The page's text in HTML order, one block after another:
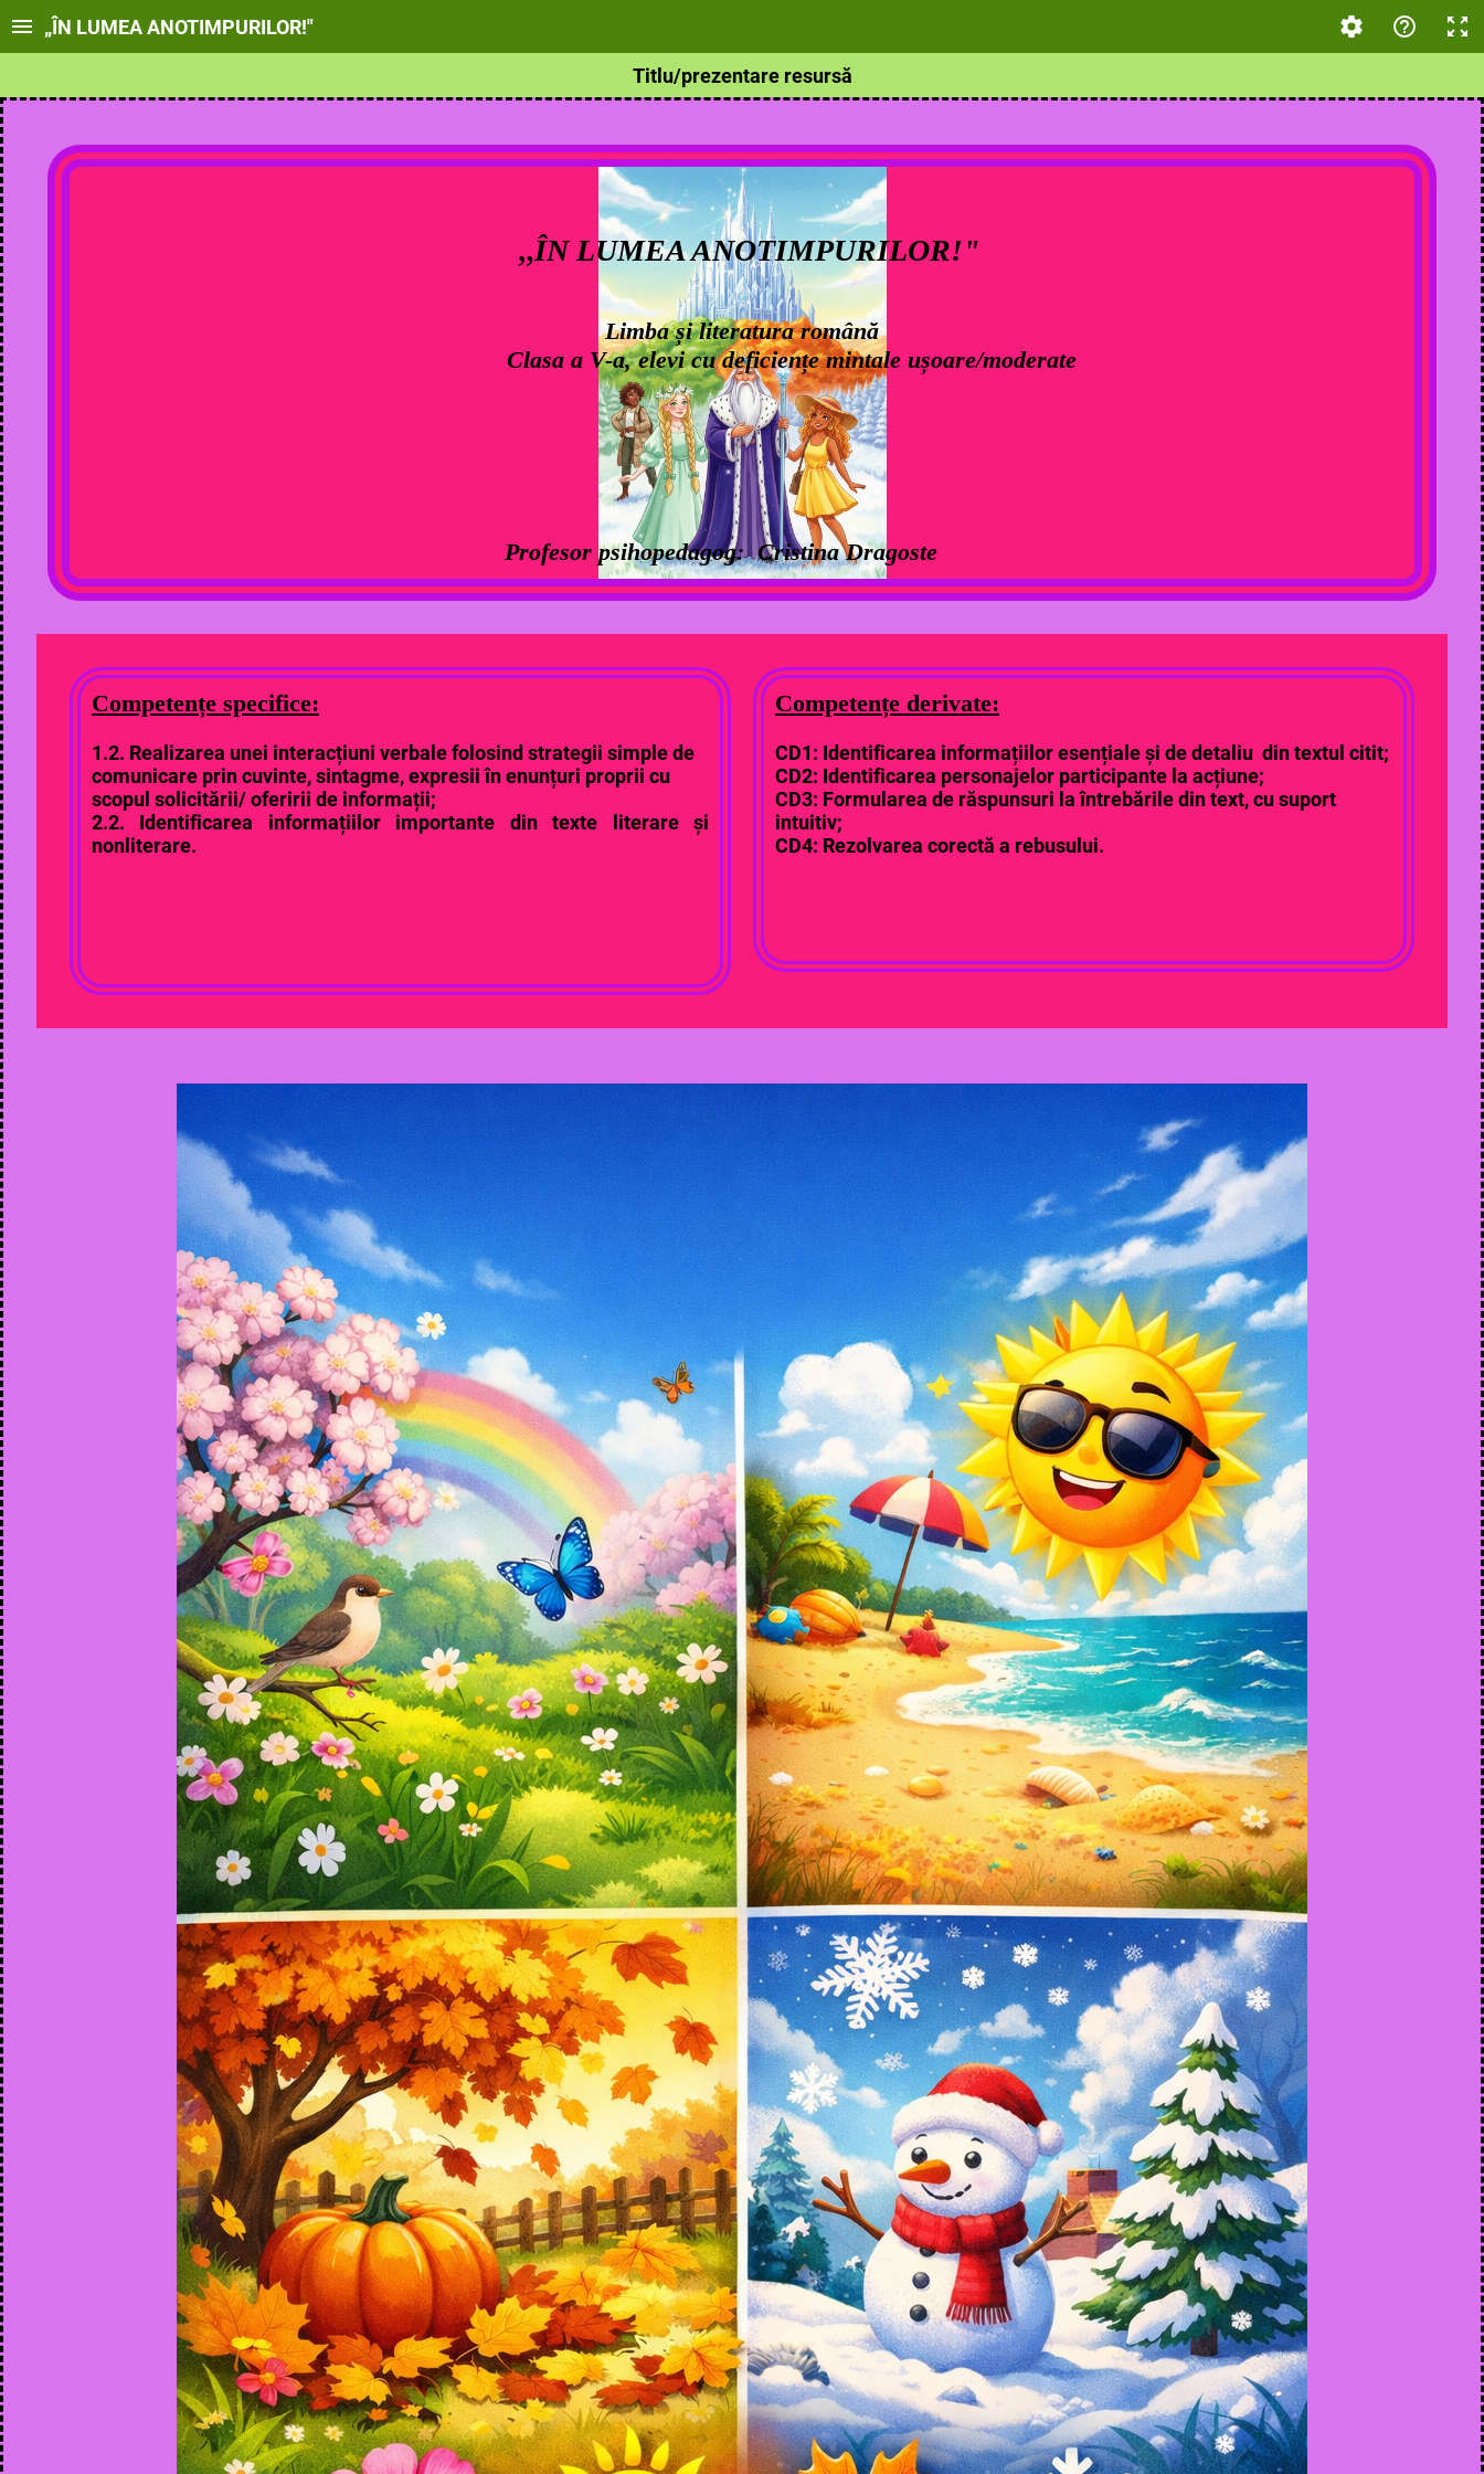
„ÎN LUMEA ANOTIMPURILOR!"
Titlu/prezentare resursă
„ÎN LUMEA ANOTIMPURILOR!"
Limba și literatura română
Clasa a V-a, elevi cu deficiențe mintale ușoare/moderate
Profesor psihopedagog:Cristina Dragoste
Competențe specifice:
1.2. Realizarea unei interacțiuni verbale folosind strategii simple de
comunicare prin cuvinte, sintagme, expresii în enunțuri proprii cu
scopul solicitării/ oferirii de informații;
2.2. Identificarea informațiilor importante din texte literare și
nonliterare.
Competențe derivate:
CD1: Identificarea informațiilor esențiale și de detaliu din textul citit;
CD2: Identificarea personajelor participante la acțiune;
CD3: Formularea de răspunsuri la întrebările din text, cu suport
intuitiv;
CD4: Rezolvarea corectă a rebusului.